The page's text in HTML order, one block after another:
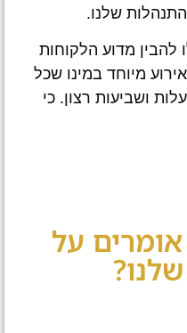
שלנו.
להבין מדוע הלקוחות
מיוחד במינו שכל
ושביעות רצון. כי
על